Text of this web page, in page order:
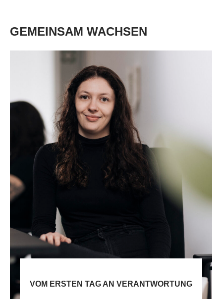
GEMEINSAM WACHSEN
VOM ERSTEN TAG AN VERANTWORTUNG